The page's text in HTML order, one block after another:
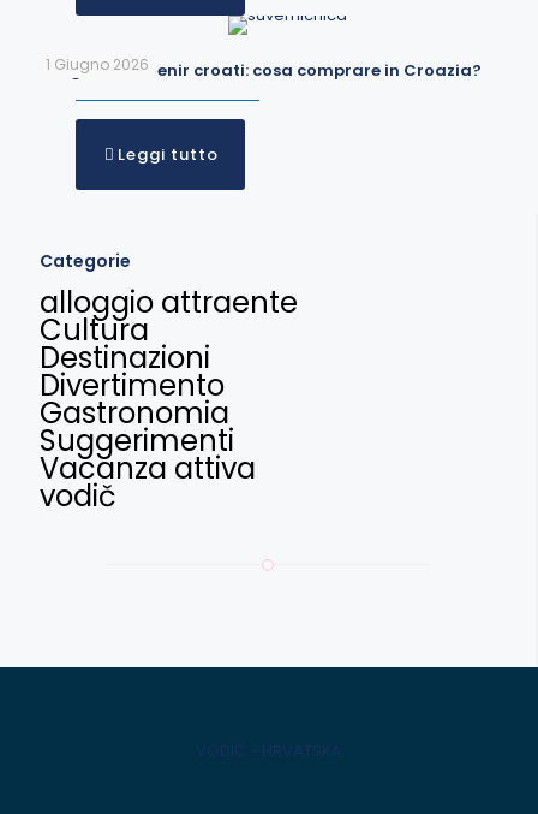
1 Giugno 2026
I migliori souvenir croati: cosa comprare in Croazia?
Leggi tutto
Categorie
alloggio attraente
Cultura
Destinazioni
Divertimento
Gastronomia
Suggerimenti
Vacanza attiva
vodič
VODIČ - HRVATSKA